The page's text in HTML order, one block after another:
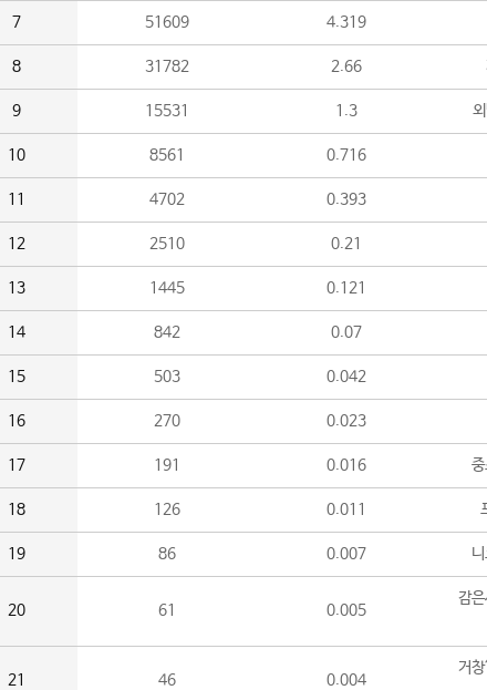
7 51609 4.319
8 31782 2.66
9 15531 1.3
10 8561 0.716
11 4702 0.393
12 2510 0.21
13 1445 0.121
14 842 0.07
15 503 0.042
16 270 0.023
17 191 0.016
18 126 0.011
19 86 0.007
20 61 0.005
감
21 46 0.004
거